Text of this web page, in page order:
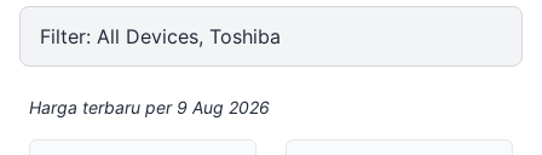
Filter: All Devices, Toshiba
Harga terbaru per 9 Aug 2026